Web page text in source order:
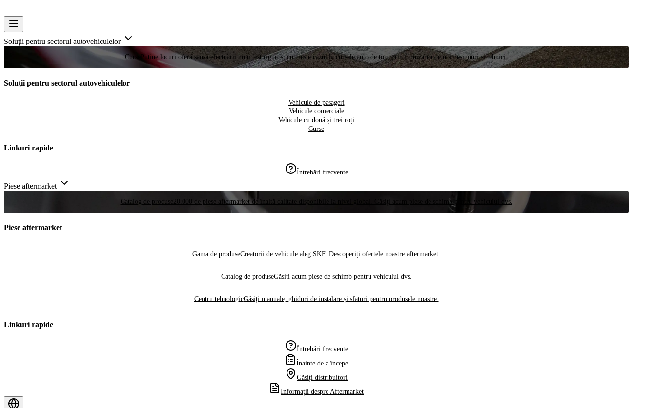
Soluții pentru sectorul autovehiculelor
Curse Puține locuri oferă șansa efectuării unui test riguros, cu meste cazul la cursele auto de top, prin furnizarea de noi designuri și tehnici.
Soluții pentru sectorul autovehiculelor
Vehicule de pasageri
Vehicule comerciale
Vehicule cu două și trei roți
Curse
Linkuri rapide
Întrebări frecvente
Piese aftermarket
Catalog de produse 20.000 de piese aftermarket de înaltă calitate disponibile la nivel global. Găsiți acum piese de schimb pentru vehiculul dvs.
Piese aftermarket
Gama de produseCreatorii de vehicule aleg SKF. Descoperiți ofertele noastre aftermarket.
Catalog de produseGăsiți acum piese de schimb pentru vehiculul dvs.
Centru tehnologicGăsiți manuale, ghiduri de instalare și sfaturi pentru produsele noastre.
Linkuri rapide
Întrebări frecvente
Înainte de a începe
Găsiți distribuitori
Informații despre Aftermarket